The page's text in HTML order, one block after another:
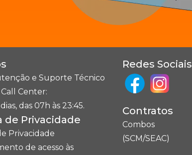
e Suporte Técnico
Center:
das 07h às 23:45.
de Privacidade
Privacidade
de acesso às
Redes Sociais
Contratos
Combos
(SCM/SEAC)